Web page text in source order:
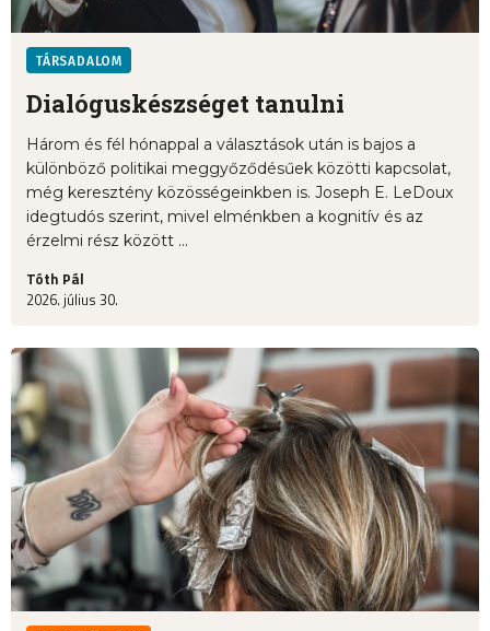
TÁRSADALOM
Dialóguskészséget tanulni
Három és fél hónappal a választások után is bajos a
különböző politikai meggyőződésűek közötti kapcsolat,
még keresztény közösségeinkben is. Joseph E. LeDoux
idegtudós szerint, mivel elménkben a kognitív és az
érzelmi rész között ...
Tóth Pál
2026. július 30.